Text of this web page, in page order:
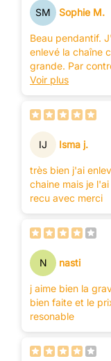
SM Sophie M.
Beau pendantif.
enlevé la chaîne
grande. Par
dans un emballage
plastique et pas
dans un écrin.
Voir plus
IJ Isma j.
très bien j'ai
chaine mais je
recu avec merci
N nasti
j aime bien la gravure est
bien faite et le
resonable